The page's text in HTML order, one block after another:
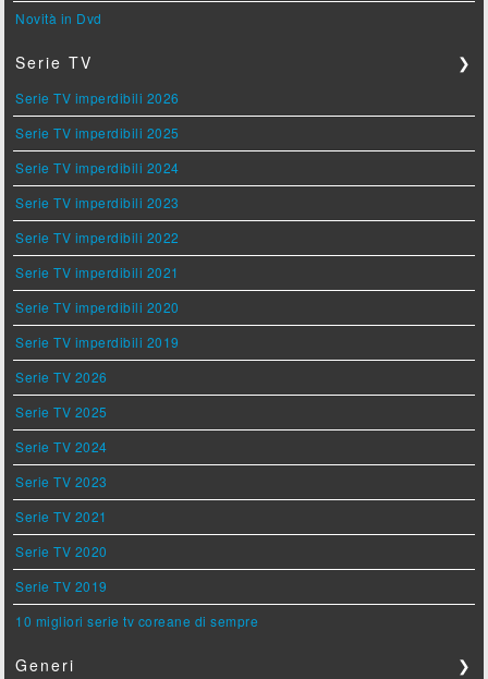
Novità in Dvd
Serie TV ❯
Serie TV imperdibili 2026
Serie TV imperdibili 2025
Serie TV imperdibili 2024
Serie TV imperdibili 2023
Serie TV imperdibili 2022
Serie TV imperdibili 2021
Serie TV imperdibili 2020
Serie TV imperdibili 2019
Serie TV 2026
Serie TV 2025
Serie TV 2024
Serie TV 2023
Serie TV 2021
Serie TV 2020
Serie TV 2019
10 migliori serie tv coreane di sempre
Generi ❯